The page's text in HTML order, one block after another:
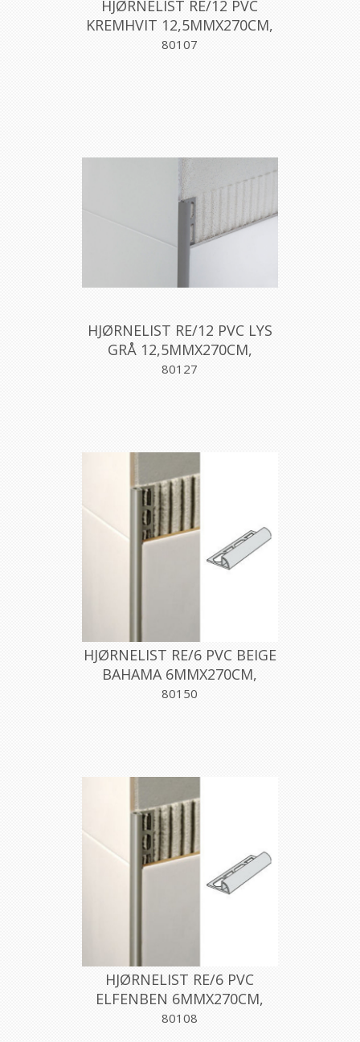
HJØRNELIST RE/12 PVC
KREMHVIT 12,5MMX270CM,
PROFILPAS
80107
HJØRNELIST RE/12 PVC LYS
GRÅ 12,5MMX270CM,
PROFILPAS
80127
HJØRNELIST RE/6 PVC BEIGE
BAHAMA 6MMX270CM,
PROFILPAS
80150
HJØRNELIST RE/6 PVC
ELFENBEN 6MMX270CM,
PROFILPAS
80108